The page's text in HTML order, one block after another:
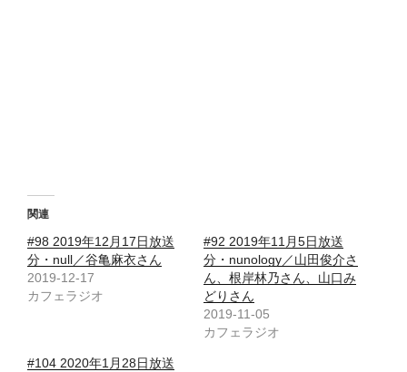
関連
#98 2019年12月17日放送
分・null／谷亀麻衣さん
2019-12-17
カフェラジオ
#92 2019年11月5日放送
分・nunology／山田俊介さ
ん、根岸林乃さん、山口み
どりさん
2019-11-05
カフェラジオ
#104 2020年1月28日放送